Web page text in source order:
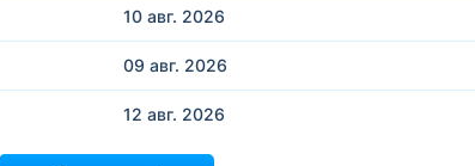
10 авг. 2026
09 авг. 2026
12 авг. 2026